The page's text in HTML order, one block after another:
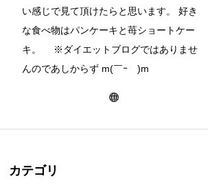
い感じで見て頂けたらと思います。 好き
な食べ物はパンケーキと苺ショートケー
キ。 ※ダイエットブログではありませ
んのであしからず m(￣ｰ￣)m
カテゴリ